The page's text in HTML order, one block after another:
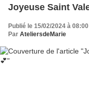
Joyeuse Saint
Publié le 15/02/2024 à 08:00
Par AteliersdeMarie